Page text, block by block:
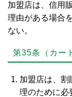
加盟店は、信用
理由がある場合
ない。
第35条（カー
加盟店は、割
理のために必